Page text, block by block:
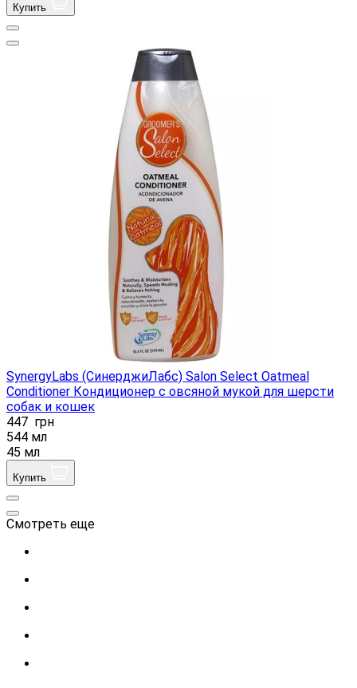
Купить
SynergyLabs (СинерджиЛабс) Salon Select Oatmeal
Conditioner Кондиционер с овсяной мукой для шерсти
собак и кошек
447 грн
544 мл
45 мл
Купить
Смотреть еще